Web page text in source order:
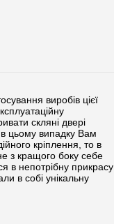
виробів цієї
скляні двері
в цьому випадку Вам
кріплення, то в
з кращого боку себе
в непотрібну прикрасу
в собі унікальну